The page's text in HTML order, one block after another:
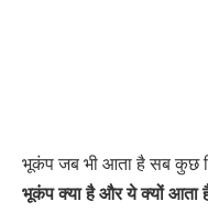
भूकंप जब भी आता है सब कुछ
भूकंप क्या है और ये क्यों आता